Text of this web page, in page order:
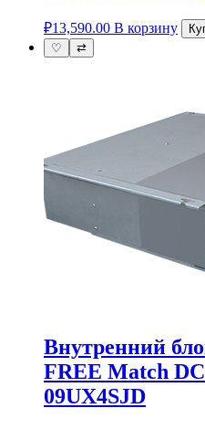
₽13,590.00 В корзину
♡
⇄
Внутренний
FREE Match
09UX4SJD